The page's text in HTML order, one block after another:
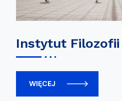
Instytut Filozofii
WIĘCEJ